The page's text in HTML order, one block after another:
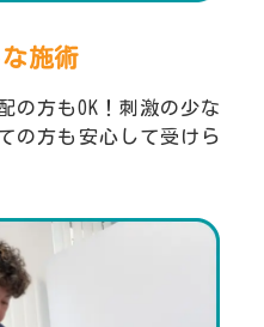
施術
の方もOK！刺激の少な
の方も安心して受けら